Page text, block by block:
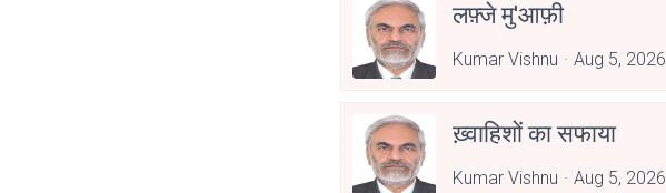
लफ़्जे मु'आफ़ी
Kumar Vishnu Aug 5, 2026
ख़्वाहिशों का सफाया
Kumar Vishnu Aug 5, 2026